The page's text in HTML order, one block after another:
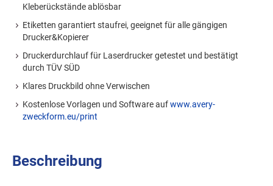
Kleberückstände ablösbar
Etiketten garantiert staufrei, geeignet für alle gängigen
Drucker&Kopierer
Druckerdurchlauf für Laserdrucker getestet und bestätigt
durch TÜV SÜD
Klares Druckbild ohne Verwischen
Kostenlose Vorlagen und Software aufwww.avery-
zweckform.eu/print
Beschreibung